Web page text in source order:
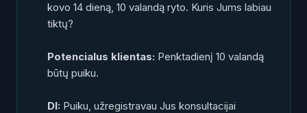
kovo 14 dieną, 10 valandą ryto. Kuris Jums labiau
tiktų?
Potencialus klientas: Penktadienį 10 valandą
būtų puiku.
DI: Puiku, užregistravau Jus konsultacijai